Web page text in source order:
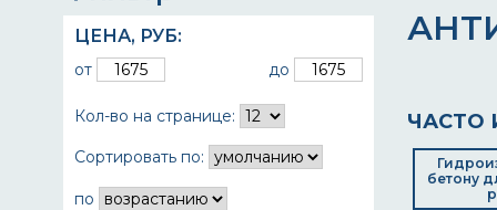
ЦЕНА, РУБ:
от до
Кол-во на странице:
Сортировать по:
по
ЧАСТО
бетону